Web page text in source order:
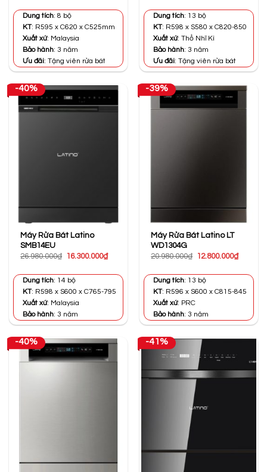
13.950.000₫.
Dung tích: 8 bộ
KT: R595 x C620 x C525mm
Xuất xứ: Malaysia
Bảo hành: 3 năm
Ưu đãi: Tặng viên rửa bát
26.950.000₫.
Dung tích: 13 bộ
KT: R598 x S580 x C820-850
Xuất xứ: Thổ Nhĩ Kì
Bảo hành: 3 năm
Ưu đãi: Tặng viên rửa bát
-40%
Máy Rửa Bát Latino
SMB14EU
26.980.000₫
Giá
26.980.000₫.
16.300.000₫Giá
Dung tích: 14 bộ
KT: R598 x S600 x C765-795
Xuất xứ: Malaysia
Bảo hành: 3 năm
-39%
Máy Rửa Bát Latino LT
WD1304G
20.980.000₫
Giá
20.980.000₫.
12.800.000₫Giá
Dung tích: 13 bộ
KT: R596 x S600 x C815-845
Xuất xứ: PRC
Bảo hành: 3 năm
-40% -41%